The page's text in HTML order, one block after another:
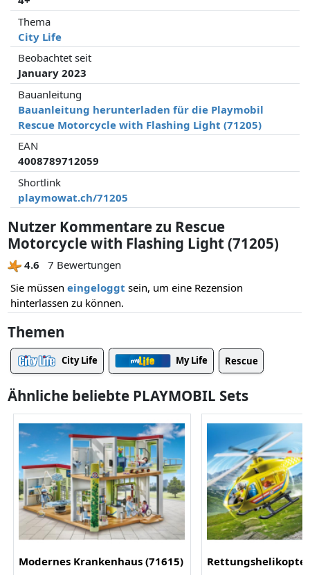
Thema
City Life
Beobachtet seit
January 2023
Bauanleitung
Bauanleitung herunterladen für die Playmobil
Rescue Motorcycle with Flashing Light (71205)
EAN
4008789712059
Shortlink
playmowat.ch/71205
Nutzer Kommentare zu Rescue
Motorcycle with Flashing Light (71205)
4.6
7 Bewertungen
Sie müssen eingeloggt sein, um eine Rezension
hinterlassen zu können.
Themen
City Life My Life Rescue
Ähnliche beliebte PLAYMOBIL Sets
Modernes Krankenhaus (71615)